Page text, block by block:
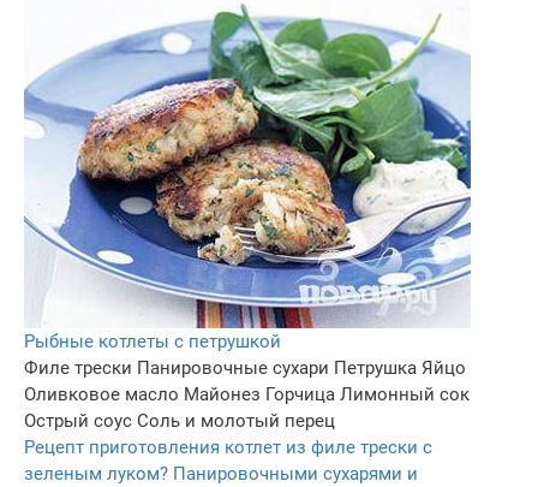
Рыбные котлеты с петрушкой
Филе трески Панировочные сухари Петрушка Яйцо
Оливковое масло Майонез Горчица Лимонный сок
Острый соус Соль и молотый перец
Рецепт приготовления котлет из филе трески с
зеленым луком? Панировочными сухарями и